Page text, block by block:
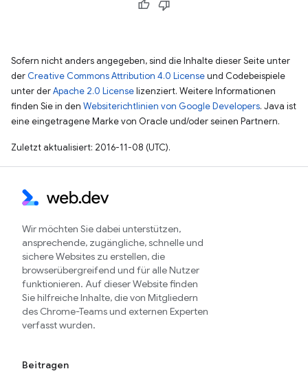
Sofern nicht anders angegeben, sind die Inhalte dieser Seite unter
der Creative Commons Attribution 4.0 Licenseund Codebeispiele
unter derApache 2.0 Licenselizenziert. Weitere Informationen
finden Sie in den Websiterichtlinien von Google Developers. Java ist
eine eingetragene Marke von Oracle und/oder seinen Partnern.
Zuletzt aktualisiert: 2016-11-08 (UTC).
Wir möchten Sie dabei unterstützen,
ansprechende, zugängliche, schnelle und
sichere Websites zu erstellen, die
browserübergreifend und für alle Nutzer
funktionieren. Auf dieser Website finden
Sie hilfreiche Inhalte, die von Mitgliedern
des Chrome-Teams und externen Experten
verfasst wurden.
Beitragen